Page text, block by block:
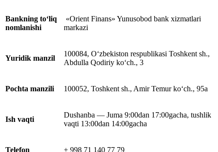
Bankning to‘liq
nomlanishi
«Orient Finans» Yunusobod bank xizmatlari
markazi
Yuridik manzil
100084, O‘zbekiston respublikasi Toshkent sh.,
Abdulla Qodiriy ko‘ch., 3
Pochta manzili 100052, Toshkent sh., Amir Temur ko‘ch., 95a
Ish vaqti
Dushanba — Juma 9:00dan 17:00gacha, tushlik
vaqti 13:00dan 14:00gacha
Telefon + 998 71 140 77 79